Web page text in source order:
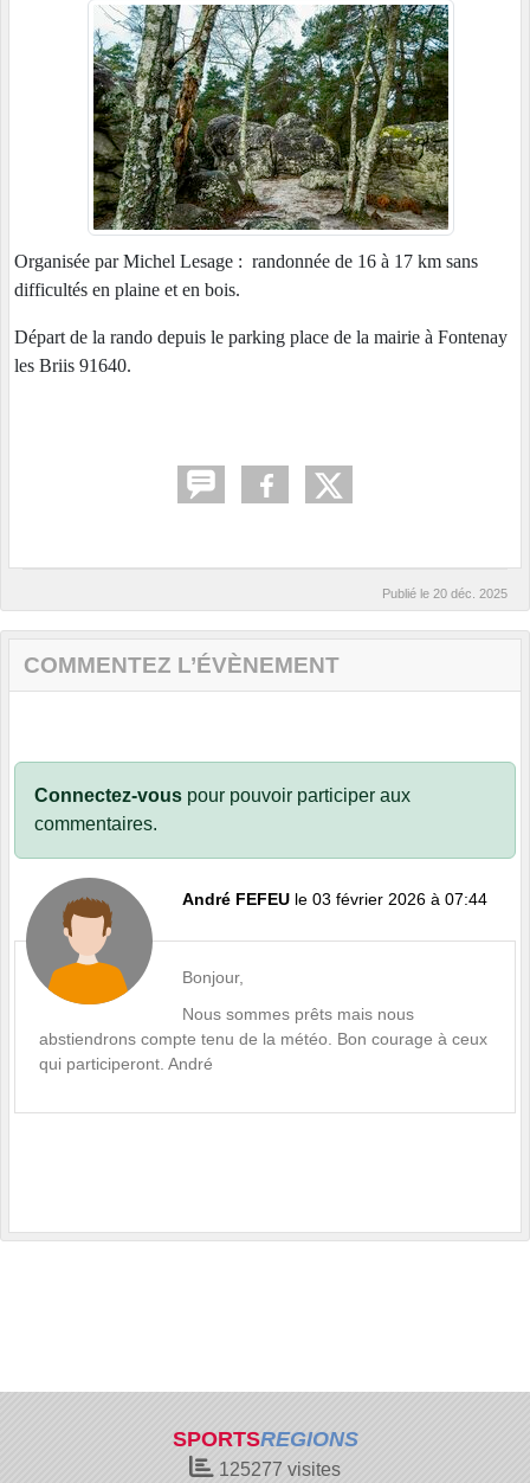
Organisée par Michel Lesage : randonnée de 16 à 17 km sans
difficultés en plaine et en bois.
Départ de la rando depuis le parking place de la mairie à Fontenay
les Briis 91640.
Publié le 20 déc. 2025
COMMENTEZ L’ÉVÈNEMENT
Connectez-vous pour pouvoir participer aux
commentaires.
André FEFEU le 03 février 2026 à 07:44
Bonjour,
Nous sommes prêts mais nous
abstiendrons compte tenu de la météo. Bon courage à ceux
qui participeront. André
SPORTSREGIONS
125277 visites